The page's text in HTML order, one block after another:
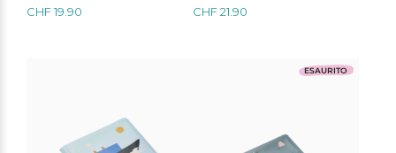
CHF19.90
CHF21.90
ESAURITO